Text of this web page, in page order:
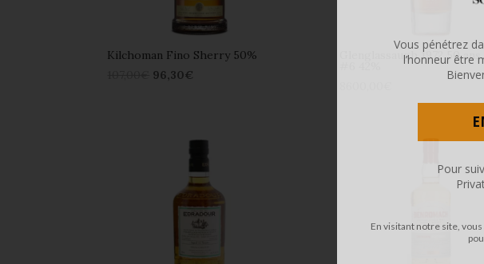
Kilchoman Fino Sherry 50%
96,30€
Glenglassaugh 1972 50
Vous pénétrez
l’honneur être
En visitant notre site,
Pour